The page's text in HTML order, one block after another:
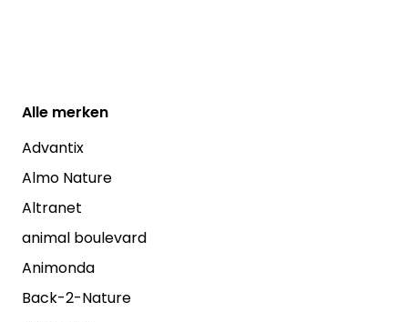
Alle merken
Advantix
Almo Nature
Altranet
animal boulevard
Animonda
Back-2-Nature